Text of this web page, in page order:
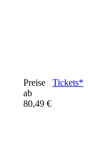
Preise
ab
80,49 €
Tickets*